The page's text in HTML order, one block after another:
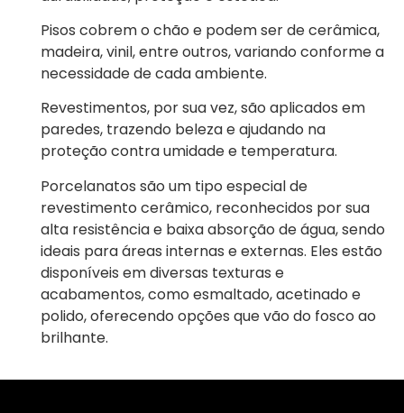
Pisos cobrem o chão e podem ser de cerâmica,
madeira, vinil, entre outros, variando conforme a
necessidade de cada ambiente.
Revestimentos, por sua vez, são aplicados em
paredes, trazendo beleza e ajudando na
proteção contra umidade e temperatura.
Porcelanatos são um tipo especial de
revestimento cerâmico, reconhecidos por sua
alta resistência e baixa absorção de água, sendo
ideais para áreas internas e externas. Eles estão
disponíveis em diversas texturas e
acabamentos, como esmaltado, acetinado e
polido, oferecendo opções que vão do fosco ao
brilhante.